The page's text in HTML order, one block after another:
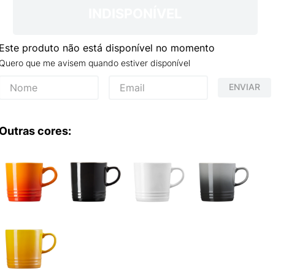
Este produto não está disponível no momento
Quero que me avisem quando estiver disponível
ENVIAR
Outras cores: